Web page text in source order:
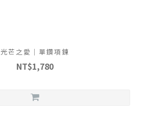
光芒之愛｜單鑽項鍊
NT$1,780